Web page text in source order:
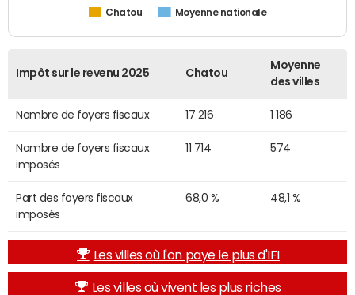
Chatou Moyenne nationale
Impôt sur le revenu 2025 Chatou
Moyenne
des villes
Nombre de foyers fiscaux 17 216 1 186
Nombre de foyers fiscaux
imposés
11 714 574
Part des foyers fiscaux
imposés
68,0 % 48,1 %
Les villes où l'on paye le plus d'IFI
Les villes où vivent les plus riches